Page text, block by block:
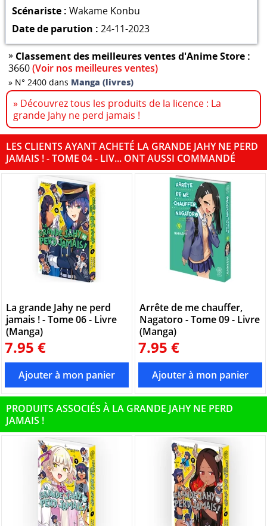
Scénariste : Wakame Konbu
Date de parution : 24-11-2023
» Classement des meilleures ventes d'Anime Store :
3660(Voir nos meilleures ventes)
» N° 2400 dans Manga (livres)
» Découvrez tous les produits de la licence : La
grande Jahy ne perd jamais !
LES CLIENTS AYANT ACHETÉ LA GRANDE JAHY NE PERD
JAMAIS ! - TOME 04 - LIV... ONT AUSSI COMMANDÉ
La grande Jahy ne perd
jamais ! - Tome 06 - Livre
(Manga)
7.95 €
Arrête de me chauffer,
Nagatoro - Tome 09 - Livre
(Manga)
7.95 €
PRODUITS ASSOCIÉS À LA GRANDE JAHY NE PERD
JAMAIS !